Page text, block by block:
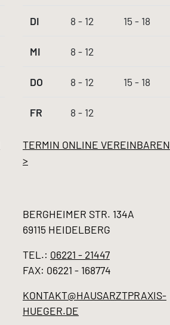
DI 8 - 12 15 - 18
MI 8 - 12
DO 8 - 12 15 - 18
FR 8 - 12
TERMIN ONLINE VEREINBAREN
>
BERGHEIMER STR. 134A
69115 HEIDELBERG
TEL.: 06221 - 21447
FAX: 06221 - 168774
KONTAKT@HAUSARZTPRAXIS-
HUEGER.DE